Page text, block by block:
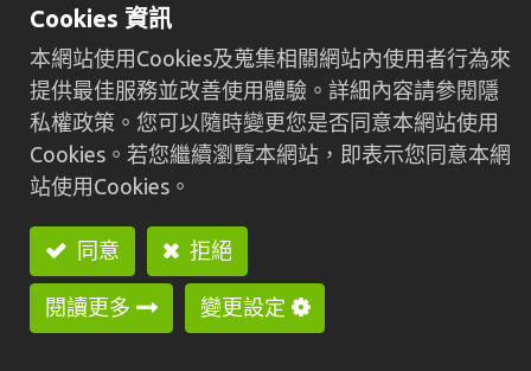
日期：2025.03.03~2025.03.08
地點：台灣‧台北南港展覽館1館4F
攤位號碼：M1320
Cookies 資訊
本網站使用Cookies及蒐集相關網站內使用者行為來
提供最佳服務並改善使用體驗。詳細內容請參閱隱
私權政策。您可以隨時變更您是否同意本網站使用
Cookies。若您繼續瀏覽本網站，即表示您同意本網
站使用Cookies。
同意 拒絕
閱讀更多 變更設定